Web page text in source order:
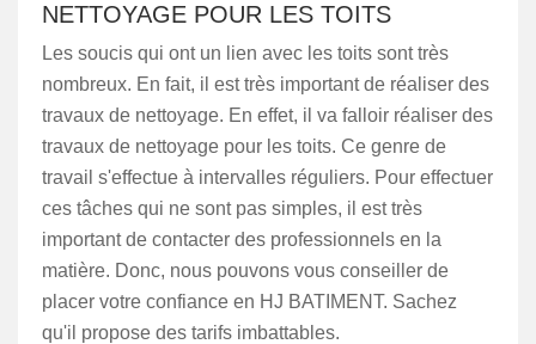
NETTOYAGE POUR LES TOITS
Les soucis qui ont un lien avec les toits sont très
nombreux. En fait, il est très important de réaliser des
travaux de nettoyage. En effet, il va falloir réaliser des
travaux de nettoyage pour les toits. Ce genre de
travail s'effectue à intervalles réguliers. Pour effectuer
ces tâches qui ne sont pas simples, il est très
important de contacter des professionnels en la
matière. Donc, nous pouvons vous conseiller de
placer votre confiance en HJ BATIMENT. Sachez
qu'il propose des tarifs imbattables.